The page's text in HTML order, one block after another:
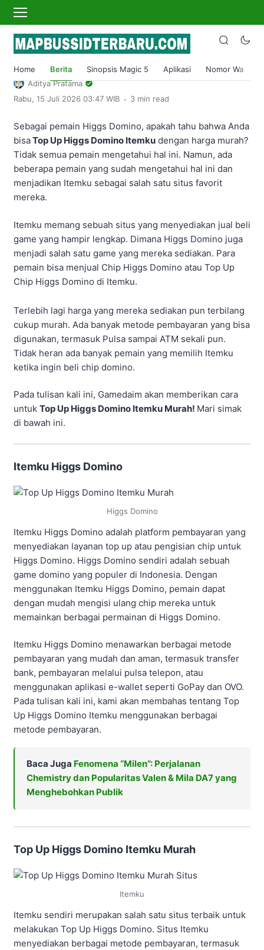
Home Berita Sinopsis Magic 5 Aplikasi Nomor Wa
Home›Berita
Top Up Higgs Domino Itemku Murah
Terbaru 2024!
Aditya Pratama
Rabu, 15 Juli 2026 03:47 WIB . 3 min read
Sebagai pemain Higgs Domino, apakah tahu bahwa Anda
bisaTop Up Higgs Domino Itemku dengan harga murah?
Tidak semua pemain mengetahui hal ini. Namun, ada
beberapa pemain yang sudah mengetahui hal ini dan
menjadikan Itemku sebagai salah satu situs favorit
mereka.
Itemku memang sebuah situs yang menyediakan jual beli
game yang hampir lengkap. Dimana Higgs Domino juga
menjadi salah satu game yang mereka sediakan. Para
pemain bisa menjual Chip Higgs Domino atau Top Up
Chip Higgs Domino di Itemku.
Terlebih lagi harga yang mereka sediakan pun terbilang
cukup murah. Ada banyak metode pembayaran yang bisa
digunakan, termasuk Pulsa sampai ATM sekali pun.
Tidak heran ada banyak pemain yang memilih Itemku
ketika ingin beli chip domino.
Pada tulisan kali ini, Gamedaim akan memberikan cara
untuk Top Up Higgs Domino Itemku Murah! Mari simak
di bawah ini.
Itemku Higgs Domino
Higgs Domino
Itemku Higgs Domino adalah platform pembayaran yang
menyediakan layanan top up atau pengisian chip untuk
Higgs Domino. Higgs Domino sendiri adalah sebuah
game domino yang populer di Indonesia. Dengan
menggunakan Itemku Higgs Domino, pemain dapat
dengan mudah mengisi ulang chip mereka untuk
memainkan berbagai permainan di Higgs Domino.
Itemku Higgs Domino menawarkan berbagai metode
pembayaran yang mudah dan aman, termasuk transfer
bank, pembayaran melalui pulsa telepon, atau
menggunakan aplikasi e-wallet seperti GoPay dan OVO.
Pada tulisan kali ini, kami akan membahas tentang Top
Up Higgs Domino Itemku menggunakan berbagai
metode pembayaran.
Baca Juga Fenomena “Milen”: Perjalanan
Chemistry dan Popularitas Valen & Mila DA7 yang
Menghebohkan Publik
Top Up Higgs Domino Itemku Murah
Itemku
Itemku sendiri merupakan salah satu situs terbaik untuk
melakukan Top Up Higgs Domino. Situs Itemku
menyediakan berbagai metode pembayaran, termasuk